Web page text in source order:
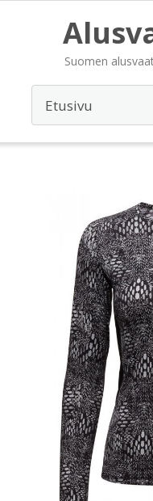
Suomen